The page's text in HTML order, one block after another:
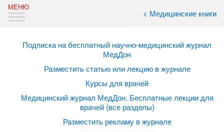
< Медицинские книги
Подписка на бесплатный научно-медицинский журнал
МедДон
Разместить статью или лекцию в журнале
Курсы для врачей
Медицинский журнал МедДон. Бесплатные лекции для
врачей (все разделы)
Разместить рекламу в журнале